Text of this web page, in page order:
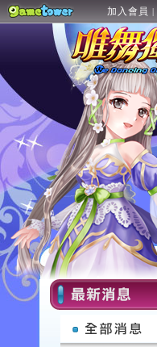
加入會員 |